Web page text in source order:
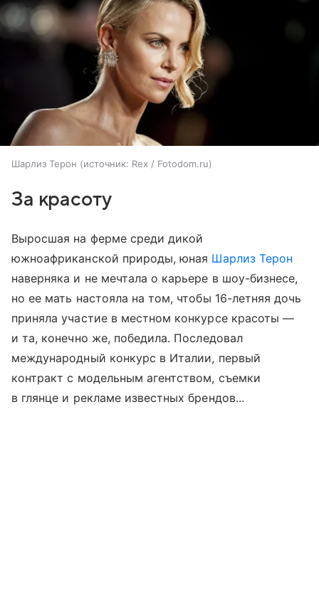
Шарлиз Терон источник: Rex / Fotodom.ru
За красоту
Выросшая на ферме среди дикой
южноафриканской природы, юная Шарлиз Терон
наверняка и не мечтала о карьере в шоу-бизнесе,
но ее мать настояла на том, чтобы 16-летняя дочь
приняла участие в местном конкурсе красоты —
и та, конечно же, победила. Последовал
международный конкурс в Италии, первый
контракт с модельным агентством, съемки
в глянце и рекламе известных брендов...